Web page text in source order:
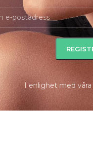
I enlighet med våra